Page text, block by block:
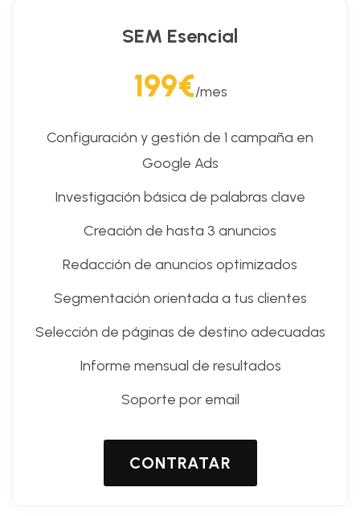
SEM Esencial
199€/mes
Configuración y gestión de 1 campaña en
Google Ads
Investigación básica de palabras clave
Creación de hasta 3 anuncios
Redacción de anuncios optimizados
Segmentación orientada a tus clientes
Selección de páginas de destino adecuadas
Informe mensual de resultados
Soporte por email
CONTRATAR